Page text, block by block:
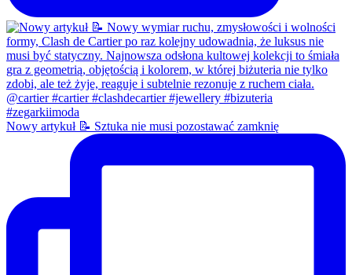
Nowy artykuł 📝 Sztuka nie musi pozostawać zamknię